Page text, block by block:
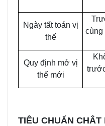
Ngày tất toán vị
thế
cùng
Quy định mở vị
thế mới
TIÊU CHUẨN